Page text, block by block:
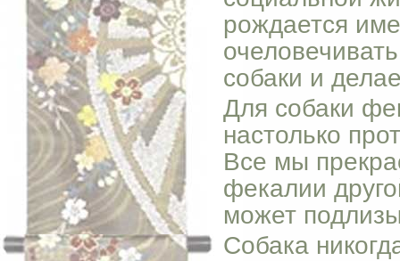
рождается
собаки и
Для собаки
настолько
Все мы
фекалии
может
Собака